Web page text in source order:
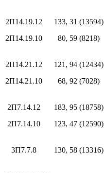
2П14.19.12
2П14.19.10
133, 31 (13594)
80, 59 (8218)
2П14.21.12
2П14.21.10
121, 94 (12434)
68, 92 (7028)
2П7.14.12
2П7.14.10
183, 95 (18758)
123, 47 (12590)
3П7.7.8 130, 58 (13316)